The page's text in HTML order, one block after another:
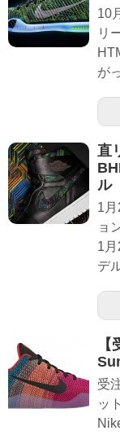
10
リ
が
直
ル
1
ョ
1
デ
受
ッ